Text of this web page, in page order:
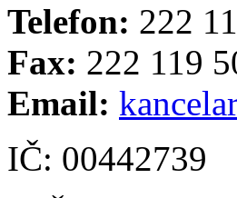
Telefon: 222
Fax: 222 119
Email:
IČ: 00442739